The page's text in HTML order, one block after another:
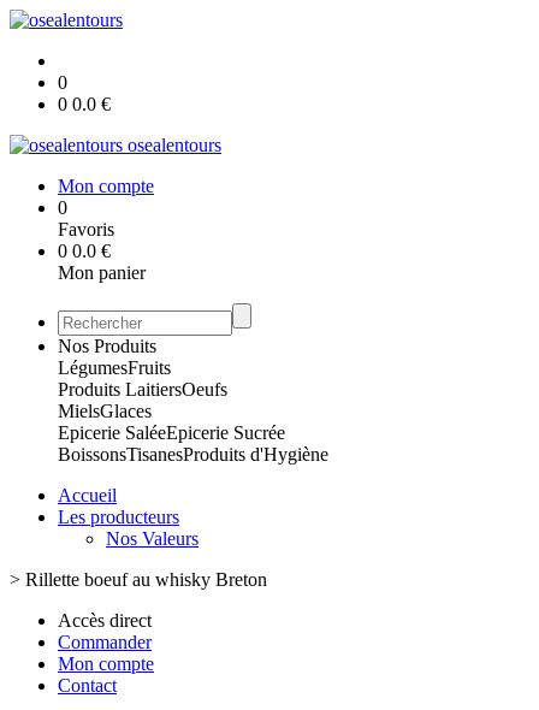
0
0 0.0 €
osealentours
Mon compte
0
Favoris
0 0.0 €
Mon panier
Nos Produits
LégumesFruits
Produits LaitiersOeufs
MielsGlaces
Epicerie SaléeEpicerie Sucrée
BoissonsTisanesProduits d'Hygiène
Accueil
Les producteurs
Nos Valeurs
> Rillette boeuf au whisky Breton
Accès direct
Commander
Mon compte
Contact